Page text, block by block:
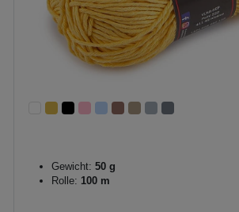
Gewicht: 50 g
Rolle: 100 m